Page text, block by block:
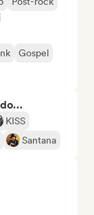
Gospel
KISS
Santana